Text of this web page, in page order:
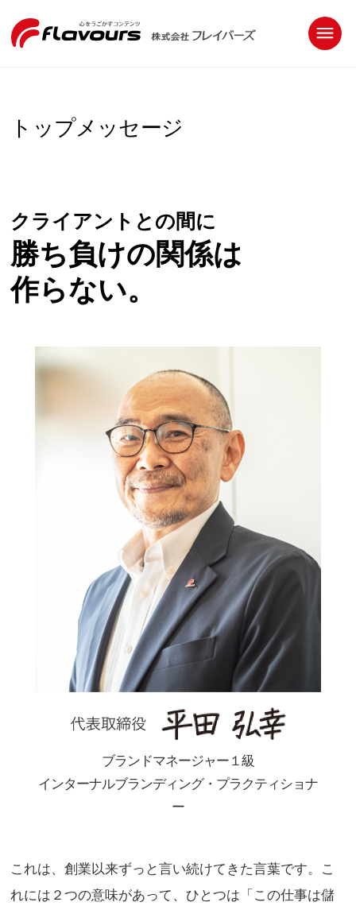
トップメッセージ
クライアントとの間に
勝ち負けの関係は
作らない。
ブランドマネージャー１級
インターナルブランディング・プラクティショナ
ー
これは、創業以来ずっと言い続けてきた言葉です。こ
れには２つの意味があって、ひとつは「この仕事は儲